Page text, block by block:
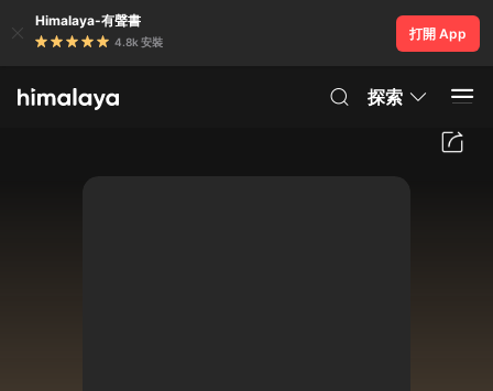
Himalaya-有聲書
4.8k 安裝
打開 App
探索